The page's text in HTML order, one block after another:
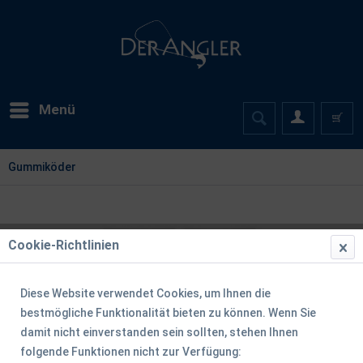
Menü
Gummiköder
Cookie-Richtlinien
Diese Website verwendet Cookies, um Ihnen die
bestmögliche Funktionalität bieten zu können. Wenn Sie
damit nicht einverstanden sein sollten, stehen Ihnen
folgende Funktionen nicht zur Verfügung: